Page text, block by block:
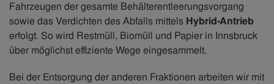
Fahrzeugen der gesamte Behälterentleerungsvorgang
sowie das Verdichten des Abfalls mittels Hybrid-Antrieb
erfolgt. So wird Restmüll, Biomüll und Papier in Innsbruck
über möglichst effiziente Wege eingesammelt.
Bei der Entsorgung der anderen Fraktionen arbeiten wir mit